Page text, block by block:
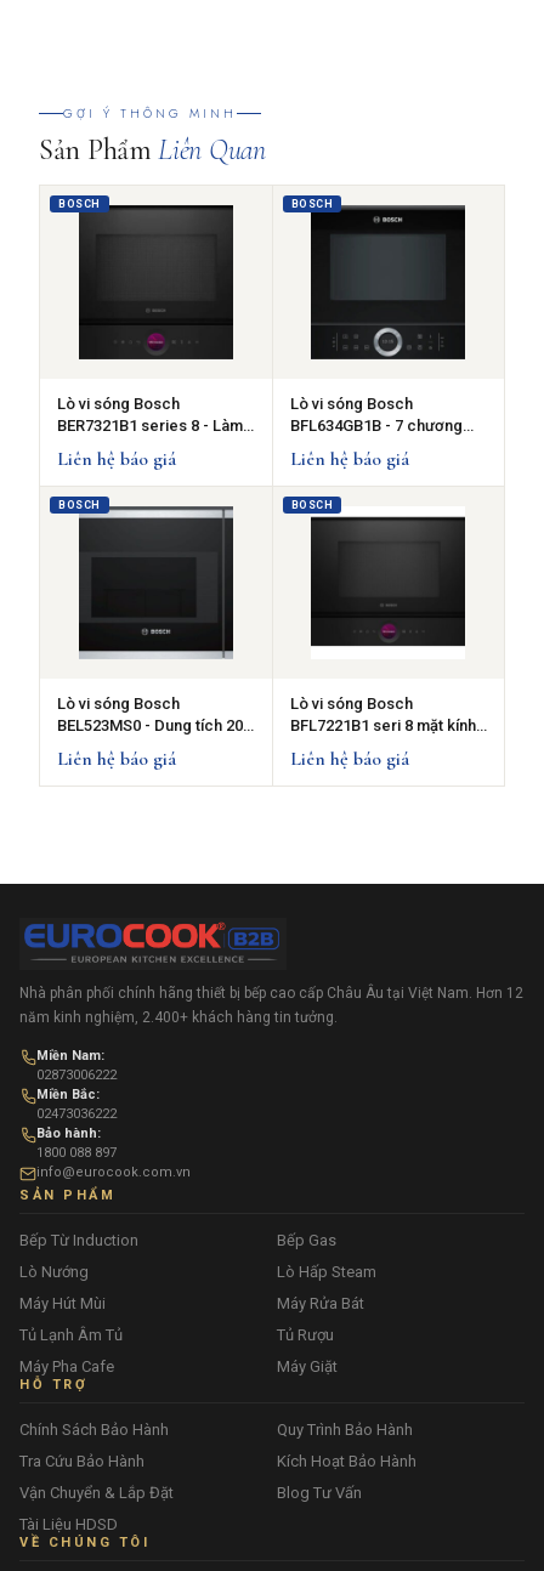
GỢI Ý THÔNG MINH
Sản PhẩmLiên Quan
BOSCH
Lò vi sóng Bosch
BER7321B1 series 8 - Làm
sạch thủy phân
Liên hệ báo giá
BOSCH
Lò vi sóng Bosch
BFL634GB1B - 7 chương
trình tự động
Liên hệ báo giá
BOSCH
Lò vi sóng Bosch
BEL523MS0 - Dung tích 20
Liên hệ báo giá
BOSCH
Lò vi sóng Bosch
BFL7221B1 seri 8 mặt kính
đen
Liên hệ báo giá
Nhà phân phối chính hãng thiết bị bếp cao cấp Châu Âu tại Việt Nam. Hơn 12
năm kinh nghiệm, 2.400+ khách hàng tin tưởng.
Miền Nam:
02873006222
Miền Bắc:
02473036222
Bảo hành:
1800 088 897
info@eurocook.com.vn
SẢN PHẨM
Bếp Từ Induction
Bếp Gas
Lò Nướng
Lò Hấp Steam
Máy Hút Mùi
Máy Rửa Bát
Tủ Lạnh Âm Tủ
Tủ Rượu
Máy Pha Cafe
Máy Giặt
HỖ TRỢ
Chính Sách Bảo Hành
Quy Trình Bảo Hành
Tra Cứu Bảo Hành
Kích Hoạt Bảo Hành
Vận Chuyển & Lắp Đặt
Blog Tư Vấn
Tài Liệu HDSD
VỀ CHÚNG TÔI